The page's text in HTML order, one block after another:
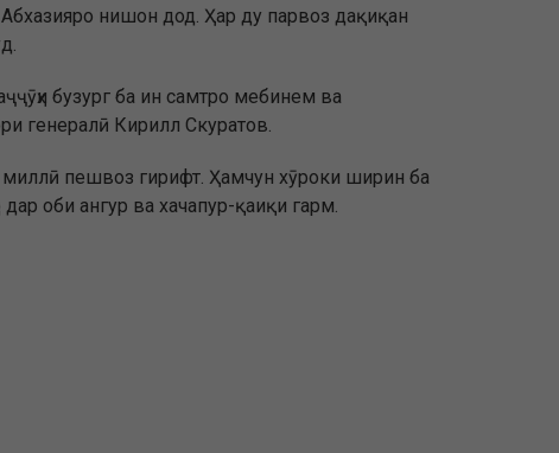
нишон дод. Ҳар ду парвоз дақиқан
бузург ба ин самтро мебинем ва
генералӣ Кирилл Скуратов.
миллӣ пешвоз гирифт. Ҳамчун хӯроки ширин ба
оби ангур ва хачапур-қаиқи гарм.